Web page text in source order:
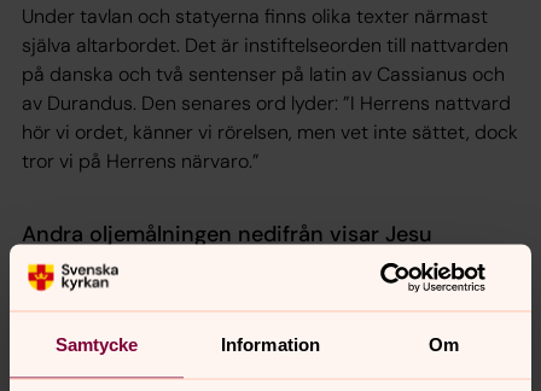
Samtycke Information Om
Under tavlan och statyerna finns olika texter närmast
själva altarbordet. Det är instiftelseorden till nattvarden
på danska och två sentenser på latin av Cassianus och
av Durandus. Den senares ord lyder: ”I Herrens nattvard
hör vi ordet, känner vi rörelsen, men vet inte sättet, dock
tror vi på Herrens närvaro.”
Andra oljemålningen nedifrån visar Jesu
korsfästelse
Andra oljemålningen nedifrån visar Jesu korsfästelse. På
Ursprungligen var det den danske kungen Christian IV:s
monogram och det danska riksvapnet. Efter 1658 satte